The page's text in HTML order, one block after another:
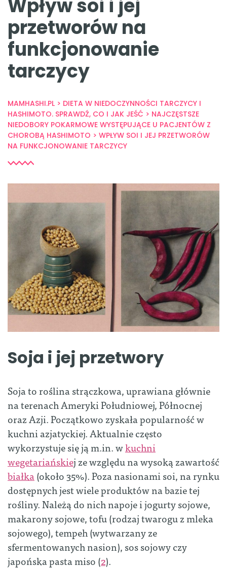
Wpływ soi i jej
przetworów na
funkcjonowanie
tarczycy
MAMHASHI.PL > DIETA W NIEDOCZYNNOŚCI TARCZYCY I
HASHIMOTO. SPRAWDŹ, CO I JAK JEŚĆ > NAJCZĘSTSZE
NIEDOBORY POKARMOWE WYSTĘPUJĄCE U PACJENTÓW Z
CHOROBĄ HASHIMOTO > WPŁYW SOI I JEJ PRZETWORÓW
NA FUNKCJONOWANIE TARCZYCY
Soja i jej przetwory
Soja to roślina strączkowa, uprawiana głównie
na terenach Ameryki Południowej, Północnej
oraz Azji. Początkowo zyskała popularność w
kuchni azjatyckiej. Aktualnie często
wykorzystuje się ją m.in. wkuchni
wegetariańskiej ze względu na wysoką zawartość
białka(około 35%). Poza nasionami soi, na rynku
dostępnych jest wiele produktów na bazie tej
rośliny. Należą do nich napoje i jogurty sojowe,
makarony sojowe, tofu (rodzaj twarogu z mleka
sojowego), tempeh (wytwarzany ze
sfermentowanych nasion), sos sojowy czy
japońska pasta miso (2).